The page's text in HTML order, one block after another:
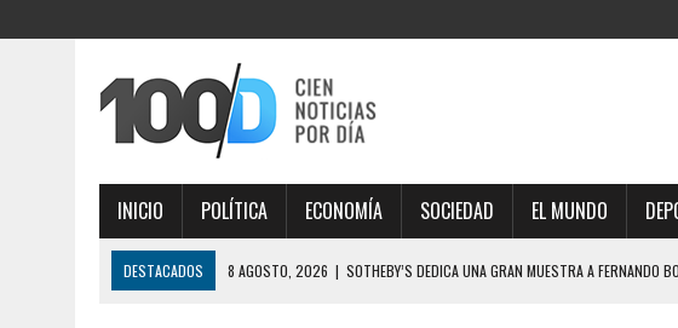
INICIO POLÍTICA ECONOMÍA SOCIEDAD EL MUNDO
DESTACADOS 8 AGOSTO, 2026 | SOTHEBY’S DEDICA UNA GRAN MUESTRA A FERNANDO